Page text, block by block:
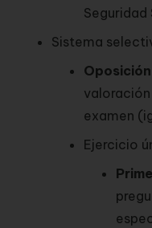
Seguridad
Sistema
Oposición
examen
Ejercicio